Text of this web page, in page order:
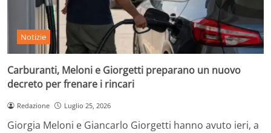
Notizie
Carburanti, Meloni e Giorgetti preparano un nuovo
decreto per frenare i rincari
Redazione Luglio 25, 2026
Giorgia Meloni e Giancarlo Giorgetti hanno avuto ieri, a